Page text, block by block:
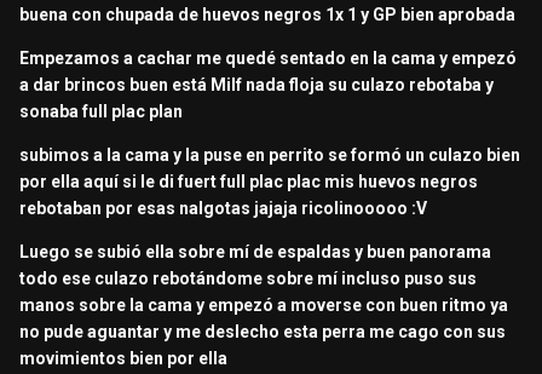
buena con chupada de huevos negros 1x 1 y GP bien aprobada
Empezamos a cachar me quedé sentado en la cama y empezó
a dar brincos buen está Milf nada floja su culazo rebotaba y
sonaba full plac plan
subimos a la cama y la puse en perrito se formó un culazo bien
por ella aquí si le di fuert full plac plac mis huevos negros
rebotaban por esas nalgotas jajaja ricolinooooo :V
Luego se subió ella sobre mí de espaldas y buen panorama
todo ese culazo rebotándome sobre mí incluso puso sus
manos sobre la cama y empezó a moverse con buen ritmo ya
no pude aguantar y me deslecho esta perra me cago con sus
movimientos bien por ella